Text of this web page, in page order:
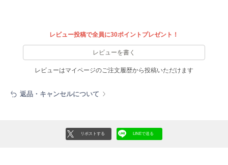
gelato pique
GELATO PIQUE CAT&DOG
ジェラート ピケ スリープ
レビュー投稿で全員に30ポイントプレゼント！
レビューを書く
レビューはマイページのご注文履歴から投稿いただけます
返品・キャンセルについて
リポストする LINEで送る